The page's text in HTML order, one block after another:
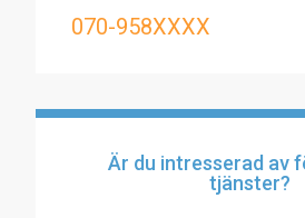
070-958XXXX
Är du intresserad av
tjänster?